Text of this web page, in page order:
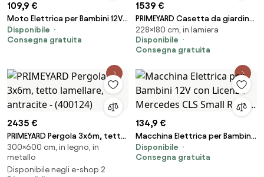
109,9 €
Moto Elettrica per Bambini 12V
con Licenza Aprilia RSIV Small
Nera...
Disponibile
Consegna gratuita
1539 €
PRIMEYARD Casetta da giardino
228x180 cm, antracite -
(GFPV00910)
228×180 cm, in lamiera
Disponibile
Consegna gratuita
2435 €
PRIMEYARD Pergola 3x6m, tetto
lamellare, antracite - (400124)
300×600 cm, in legno, in
metallo
Disponibile negli e-shop 2
134,9 €
Macchina Elettrica per Bambini
12V con Licenza Mercedes CLS
Small Rosa...
Disponibile
Consegna gratuita